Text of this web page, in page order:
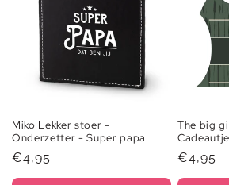
Miko Lekker stoer -
Onderzetter - Super papa
Normale
prijs
€4,95
The big
Normale
prijs
€4,95